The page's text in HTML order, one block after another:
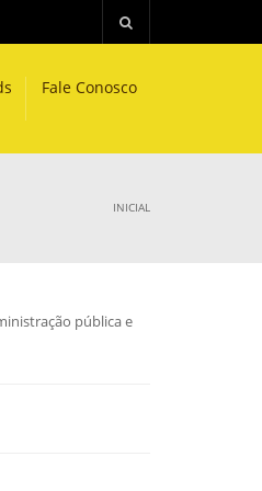
Fale Conosco
INICIAL
pública e